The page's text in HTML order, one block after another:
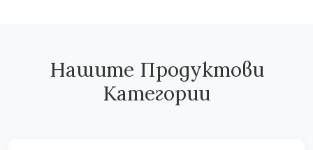
Нашите Продуктови
Категории